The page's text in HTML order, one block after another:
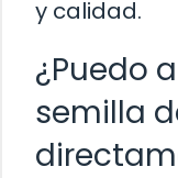
y calidad.
¿Puedo
semilla